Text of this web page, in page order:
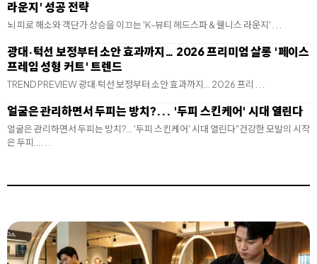
라운지' 성공 전략
뇌 피로 해소와 객단가 상승을 이끄는 'K-뷰티 헤드스파 & 웰니스 라운지' . . .
광대·턱선 보정부터 소안 효과까지… 2026 프리미엄 살롱 '페이스
프레임 성형 커트' 트렌드
TREND PREVIEW 광대·턱선 보정부터 소안 효과까지… 2026 프리 . . .
얼굴은 관리하면서 두피는 방치?... '두피 스킨케어' 시대 열린다
얼굴은 관리하면서 두피는 방치?... '두피 스킨케어' 시대 열린다"건강한 모발의 시작
은 두피... . . .